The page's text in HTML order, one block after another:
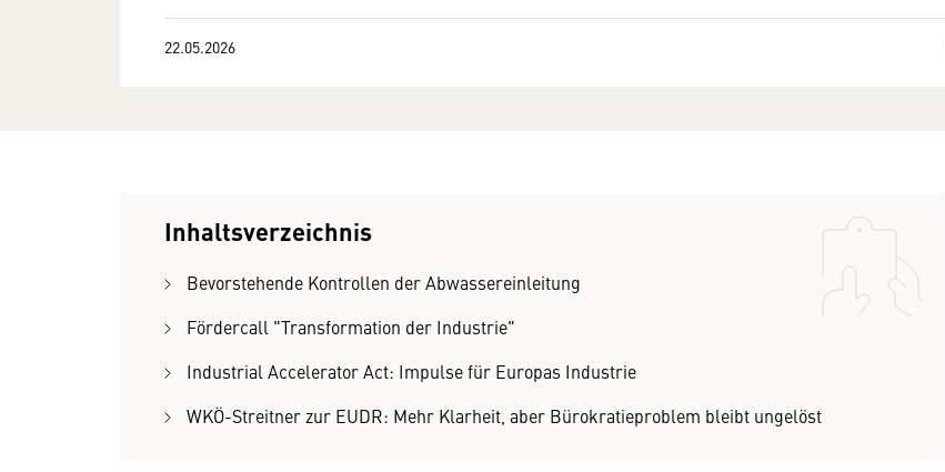
22.05.2026
Inhaltsverzeichnis
Bevorstehende Kontrollen der Abwassereinleitung
Fördercall "Transformation der Industrie"
Industrial Accelerator Act: Impulse für Europas Industrie
WKÖ-Streitner zur EUDR: Mehr Klarheit, aber Bürokratieproblem bleibt ungelöst